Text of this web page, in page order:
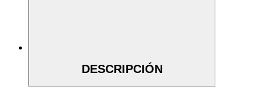
DESCRIPCIÓN